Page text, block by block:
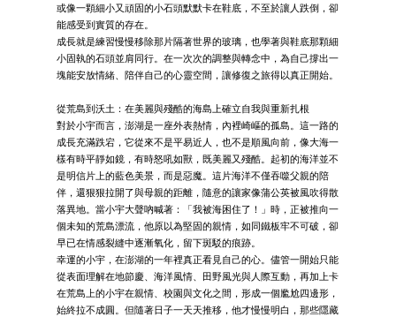
或像一顆細小又頑固的小石頭默默卡在鞋底，不至於讓人跌倒，卻
能感受到實質的存在。
成長就是練習慢慢移除那片隔著世界的玻璃，也學著與鞋底那顆細
小固執的石頭並肩同行。在一次次的調整與轉念中，為自己撐出一
塊能安放情緒、陪伴自己的心靈空間，讓修復之旅得以真正開始。
從荒島到沃土：在美麗與殘酷的海島上確立自我與重新扎根
對於小宇而言，澎湖是一座外表熱情，內裡崎嶇的孤島。這一路的
成長充滿跌宕，它從來不是平易近人，也不是順風向前，像大海一
樣有時平靜如鏡，有時怒吼如獸，既美麗又殘酷。起初的海洋並不
是明信片上的藍色美景，而是惡魔。這片海洋不僅吞噬父親的陪
伴，還狠狠拉開了與母親的距離，隨意的讓家像蒲公英被風吹得散
落異地。當小宇大聲吶喊著：「我被海困住了！」時，正被推向一
個未知的荒島漂流，他原以為堅固的親情，如同鐵板牢不可破，卻
早已在情感裂縫中逐漸氧化，留下斑駁的痕跡。
幸運的小宇，在澎湖的一年裡真正看見自己的心。儘管一開始只能
從表面理解在地節慶、海洋風情、田野風光與人際互動，再加上卡
在荒島上的小宇在親情、校園與文化之間，形成一個尷尬四邊形，
始終拉不成圓。但隨著日子一天天推移，他才慢慢明白，那些隱藏